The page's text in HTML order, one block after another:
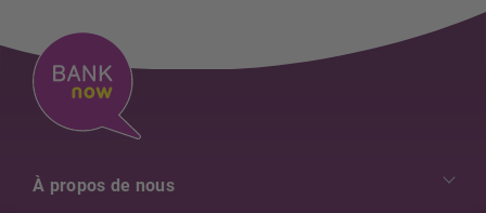
À propos de nous